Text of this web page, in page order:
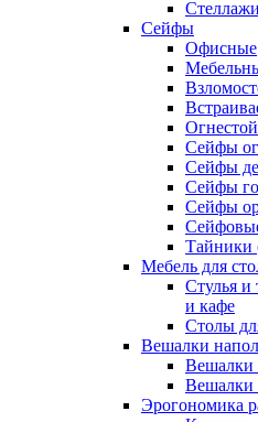
Сейфы
Офисные
Сейфы
Сейфы
Сейфы
Сейфы
Тайники
Мебель для
Стулья и
и кафе
Столы
Вешалки
Вешалки
Вешалки
Эрогономика